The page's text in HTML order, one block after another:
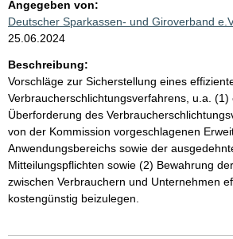
Angegeben von:
Deutscher Sparkassen- und Giroverband
25.06.2024
Beschreibung:
Vorschläge zur Sicherstellung eines
Verbraucherschlichtungsverfahrens, u.a.
Überforderung des
von der Kommission vorgeschlagenen
Anwendungsbereichs sowie der
Mitteilungspflichten sowie (2) Bewahrung
zwischen Verbrauchern und Unternehmen
kostengünstig beizulegen.